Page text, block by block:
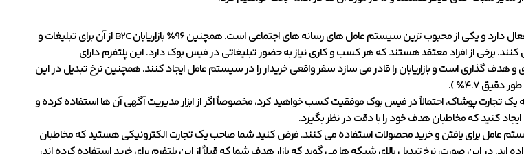
فیس بوک حدود 1.82 میلیارد کاربر فعال دارد و یکی از محبوب ترین سیستم عامل های رسانه های اجتماعی است. همچنین 96٪ بازاریابان B2C از آن برای تبلیغات و
کنند. برخی از افراد معتقد هستند که هر کسب و کاری نیاز به حضور تبلیغاتی در فیس بوک دارد. این پلتفرم دارای
و هدف گذاری است و بازاریابان را قادر می سازد سفر واقعی خریدار را در سیستم عامل ایجاد کنند. همچنین نرخ تبدیل در این
4.7٪ ).
تجارت پوشاک، احتمالاً در فیس بوک موفقیت کسب خواهید کرد، مخصوصاً اگر از ابزار مدیریت آگهی آن ها استفاده کرده و
کنید که مخاطبان هدف خود را با دقت در نظر بگیرد.
سیستم عامل برای یافتن و خرید محصولات استفاده می کنند. فرض کنید شما صاحب یک تجارت الکترونیکی هستید که مخاطبان